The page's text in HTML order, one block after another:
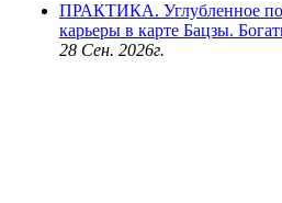
ПРАКТИКА. Углубленное
карьеры в карте Бацзы.
28 Сен. 2026г.